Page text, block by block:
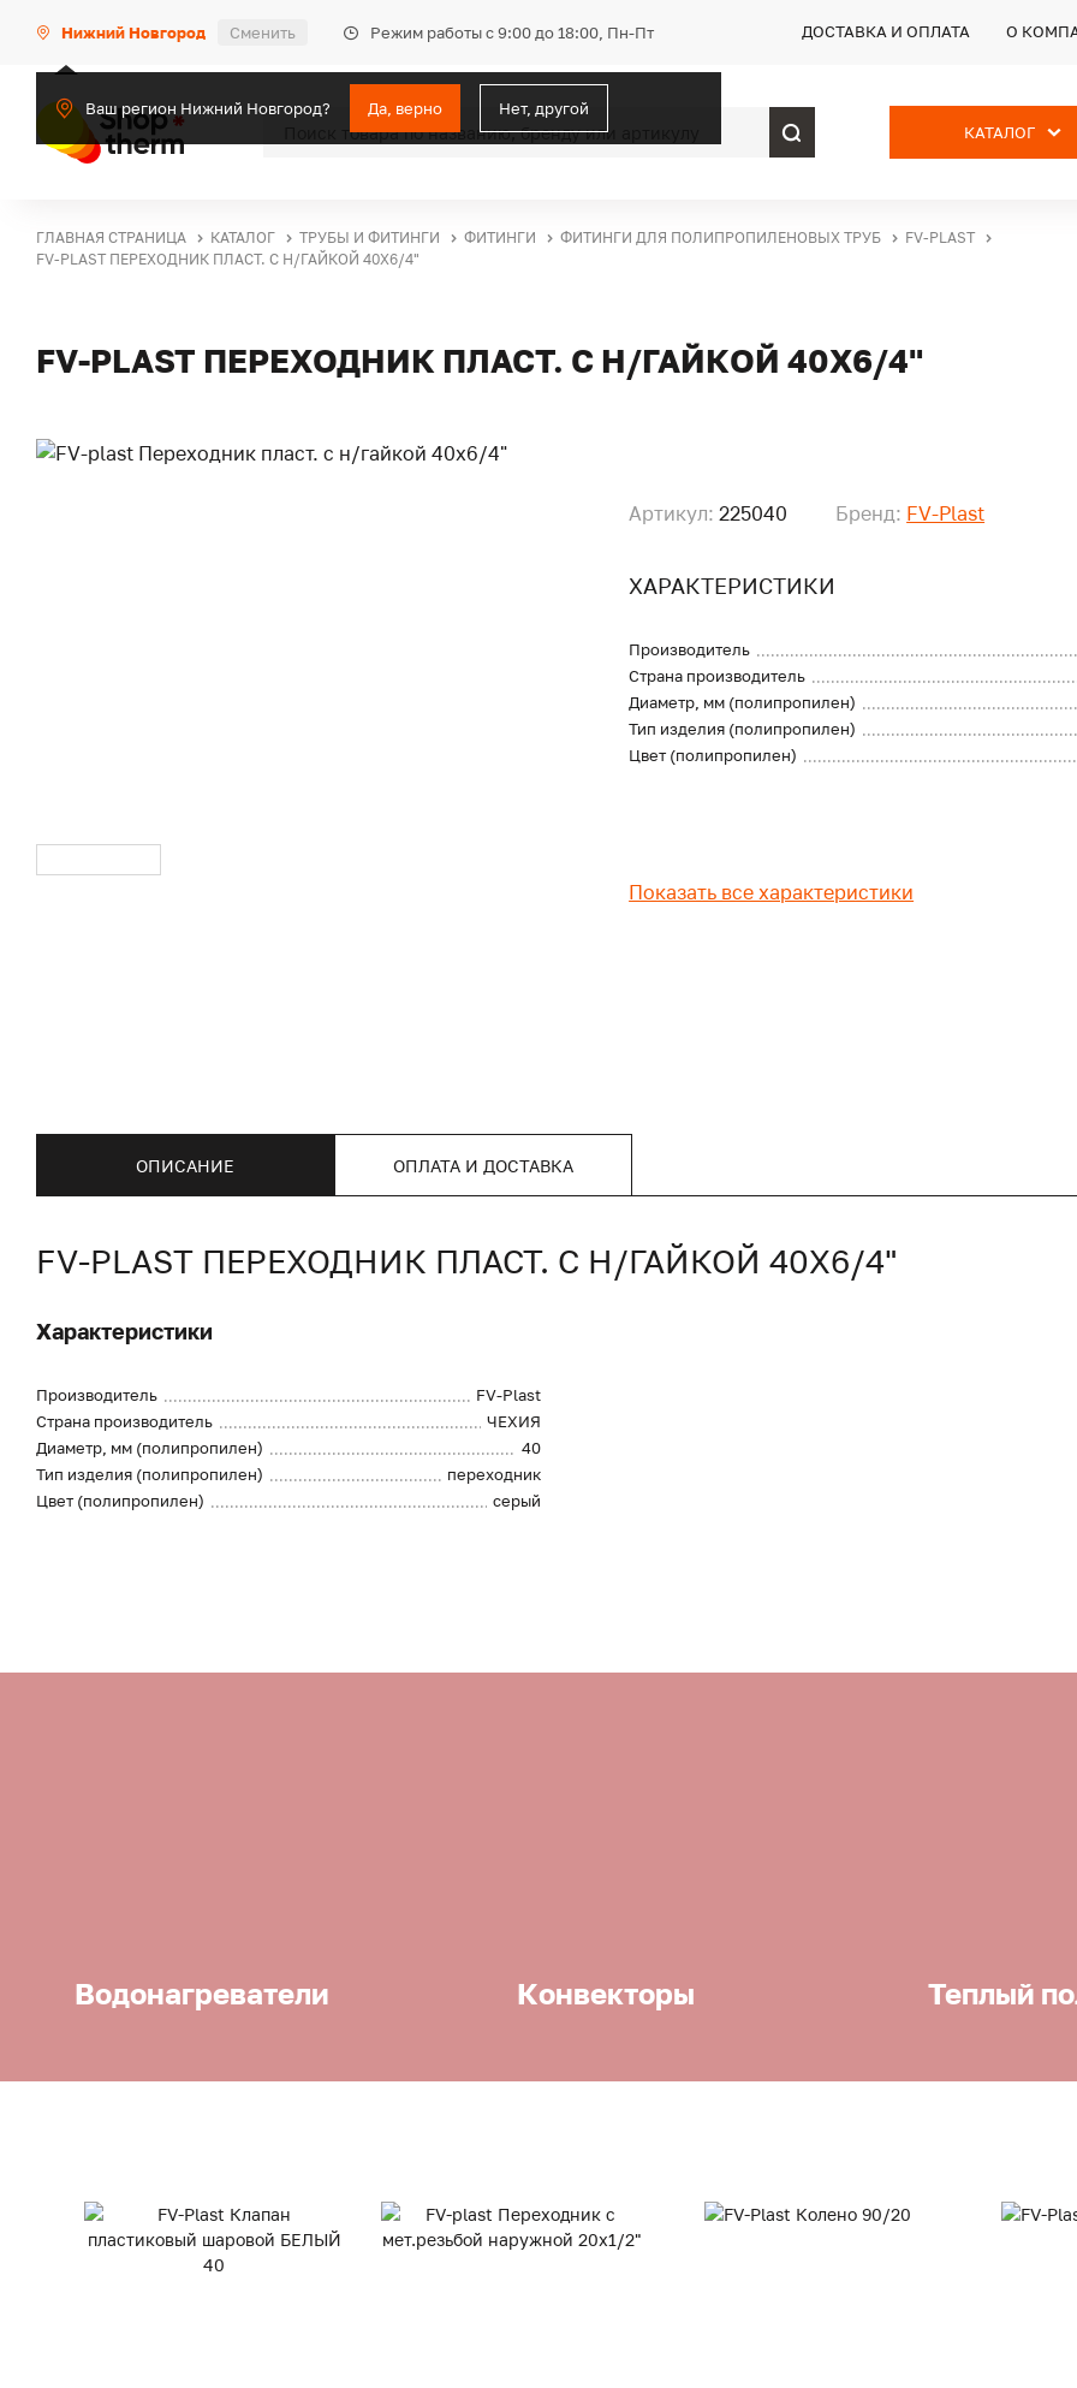
Нижний Новгород Сменить Режим работы с 9:00 до 18:00, Пн-Пт
Ваш регион Нижний Новгород? Да, верно Нет, другой
ДОСТАВКА И ОПЛАТА О
КАТАЛОГ
ГЛАВНАЯ СТРАНИЦА КАТАЛОГ ТРУБЫ И ФИТИНГИ ФИТИНГИ ФИТИНГИ ДЛЯ ПОЛИПРОПИЛЕНОВЫХ ТРУБ
FV-PLAST
FV-PLAST ПЕРЕХОДНИК ПЛАСТ. С Н/ГАЙКОЙ 40Х6/4"
FV-PLAST ПЕРЕХОДНИК ПЛАСТ. С Н/ГАЙКОЙ 40Х6/4"
Артикул: 225040 Бренд: FV-Plast
ХАРАКТЕРИСТИКИ
Производитель
Страна производитель
Диаметр, мм (полипропилен)
Тип изделия (полипропилен)
Цвет (полипропилен)
Показать все характеристики
ОПИСАНИЕ ОПЛАТА И ДОСТАВКА
FV-PLAST ПЕРЕХОДНИК ПЛАСТ. С Н/ГАЙКОЙ 40Х6/4"
Характеристики
Производитель
FV-Plast
Страна производитель
ЧЕХИЯ
Диаметр, мм (полипропилен)
40
Тип изделия (полипропилен)
переходник
Цвет (полипропилен)
серый
Водонагреватели Конвекторы Теплый